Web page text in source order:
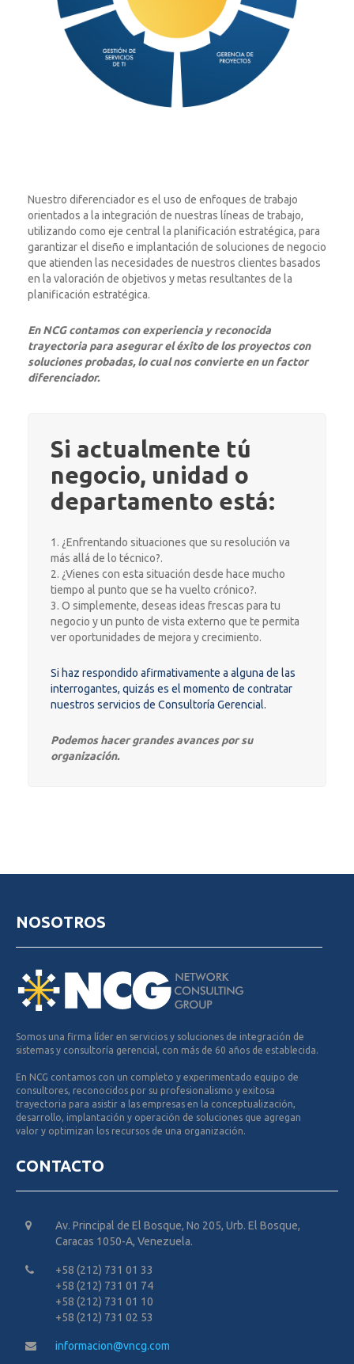
Nuestro diferenciador es el uso de enfoques de trabajo
orientados a la integración de nuestras líneas de trabajo,
utilizando como eje central la planificación estratégica, para
garantizar el diseño e implantación de soluciones de negocio
que atienden las necesidades de nuestros clientes basados
en la valoración de objetivos y metas resultantes de la
planificación estratégica.
En NCG contamos con experiencia y reconocida
trayectoria para asegurar el éxito de los proyectos con
soluciones probadas, lo cual nos convierte en un factor
diferenciador.
Si actualmente tú
negocio, unidad o
departamento está:
¿Enfrentando situaciones que su resolución va
más allá de lo técnico?.
¿Vienes con esta situación desde hace mucho
tiempo al punto que se ha vuelto crónico?.
O simplemente, deseas ideas frescas para tu
negocio y un punto de vista externo que te permita
ver oportunidades de mejora y crecimiento.
Si haz respondido afirmativamente a alguna de las
interrogantes, quizás es el momento de contratar
nuestros servicios de Consultoría Gerencial.
Podemos hacer grandes avances por su
organización.
NOSOTROS
Somos una firma líder en servicios y soluciones de integración de
sistemas y consultoría gerencial, con más de 60 años de establecida.
En NCG contamos con un completo y experimentado equipo de
consultores, reconocidos por su profesionalismo y exitosa
trayectoria para asistir a las empresas en la conceptualización,
desarrollo, implantación y operación de soluciones que agregan
valor y optimizan los recursos de una organización.
CONTACTO
Av. Principal de El Bosque, No 205, Urb. El Bosque,
Caracas 1050-A, Venezuela.
+58 (212) 731 01 33
+58 (212) 731 01 74
+58 (212) 731 01 10
+58 (212) 731 02 53
informacion@vncg.com